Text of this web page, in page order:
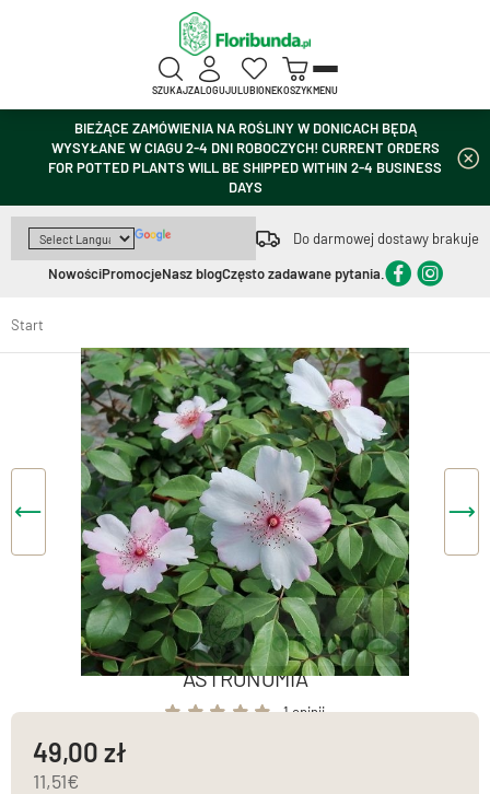
BIEŻĄCE ZAMÓWIENIA NA ROŚLINY W DONICACH BĘDĄ
WYSYŁANE W CIAGU 2-4 DNI ROBOCZYCH! CURRENT ORDERS
FOR POTTED PLANTS WILL BE SHIPPED WITHIN 2-4 BUSINESS
DAYS
Do darmowej dostawy brakuje
NowościPromocjeNasz blogCzęsto zadawane pytania.
SZUKAJZALOGUJULUBIONEKOSZYKMENU
Start
ASTRONOMIA
1 opinii
49,00
11,51